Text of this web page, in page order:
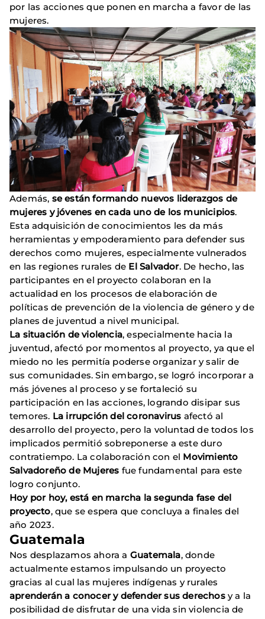
por las acciones que ponen en marcha a favor de las
mujeres.
Además, se están formando nuevos liderazgos de
mujeres y jóvenes en cada uno de los municipios.
Esta adquisición de conocimientos les da más
herramientas y empoderamiento para defender sus
derechos como mujeres, especialmente vulnerados
en las regiones rurales de El Salvador. De hecho, las
participantes en el proyecto colaboran en la
actualidad en los procesos de elaboración de
políticas de prevención de la violencia de género y de
planes de juventud a nivel municipal.
La situación de violencia, especialmente hacia la
juventud, afectó por momentos al proyecto, ya que el
miedo no les permitía poderse organizar y salir de
sus comunidades. Sin embargo, se logró incorporar a
más jóvenes al proceso y se fortaleció su
participación en las acciones, logrando disipar sus
temores. La irrupción del coronavirus afectó al
desarrollo del proyecto, pero la voluntad de todos los
implicados permitió sobreponerse a este duro
contratiempo. La colaboración con el Movimiento
Salvadoreño de Mujeres fue fundamental para este
logro conjunto.
Hoy por hoy, está en marcha la segunda fase del
proyecto, que se espera que concluya a finales del
año 2023.
Guatemala
Nos desplazamos ahora a Guatemala, donde
actualmente estamos impulsando un proyecto
gracias al cual las mujeres indígenas y rurales
aprenderán a conocer y defender sus derechosy a la
posibilidad de disfrutar de una vida sin violencia de